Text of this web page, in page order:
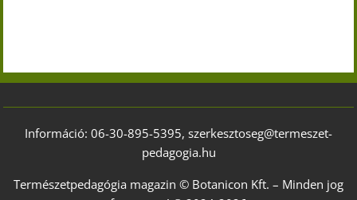
Információ: 06-30-895-5395, szerkesztoseg@termeszet-
pedagogia.hu
Természetpedagógia magazin © Botanicon Kft. – Minden jog